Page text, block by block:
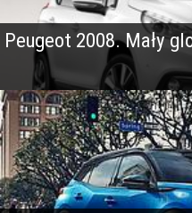
Peugeot 2008. Mały